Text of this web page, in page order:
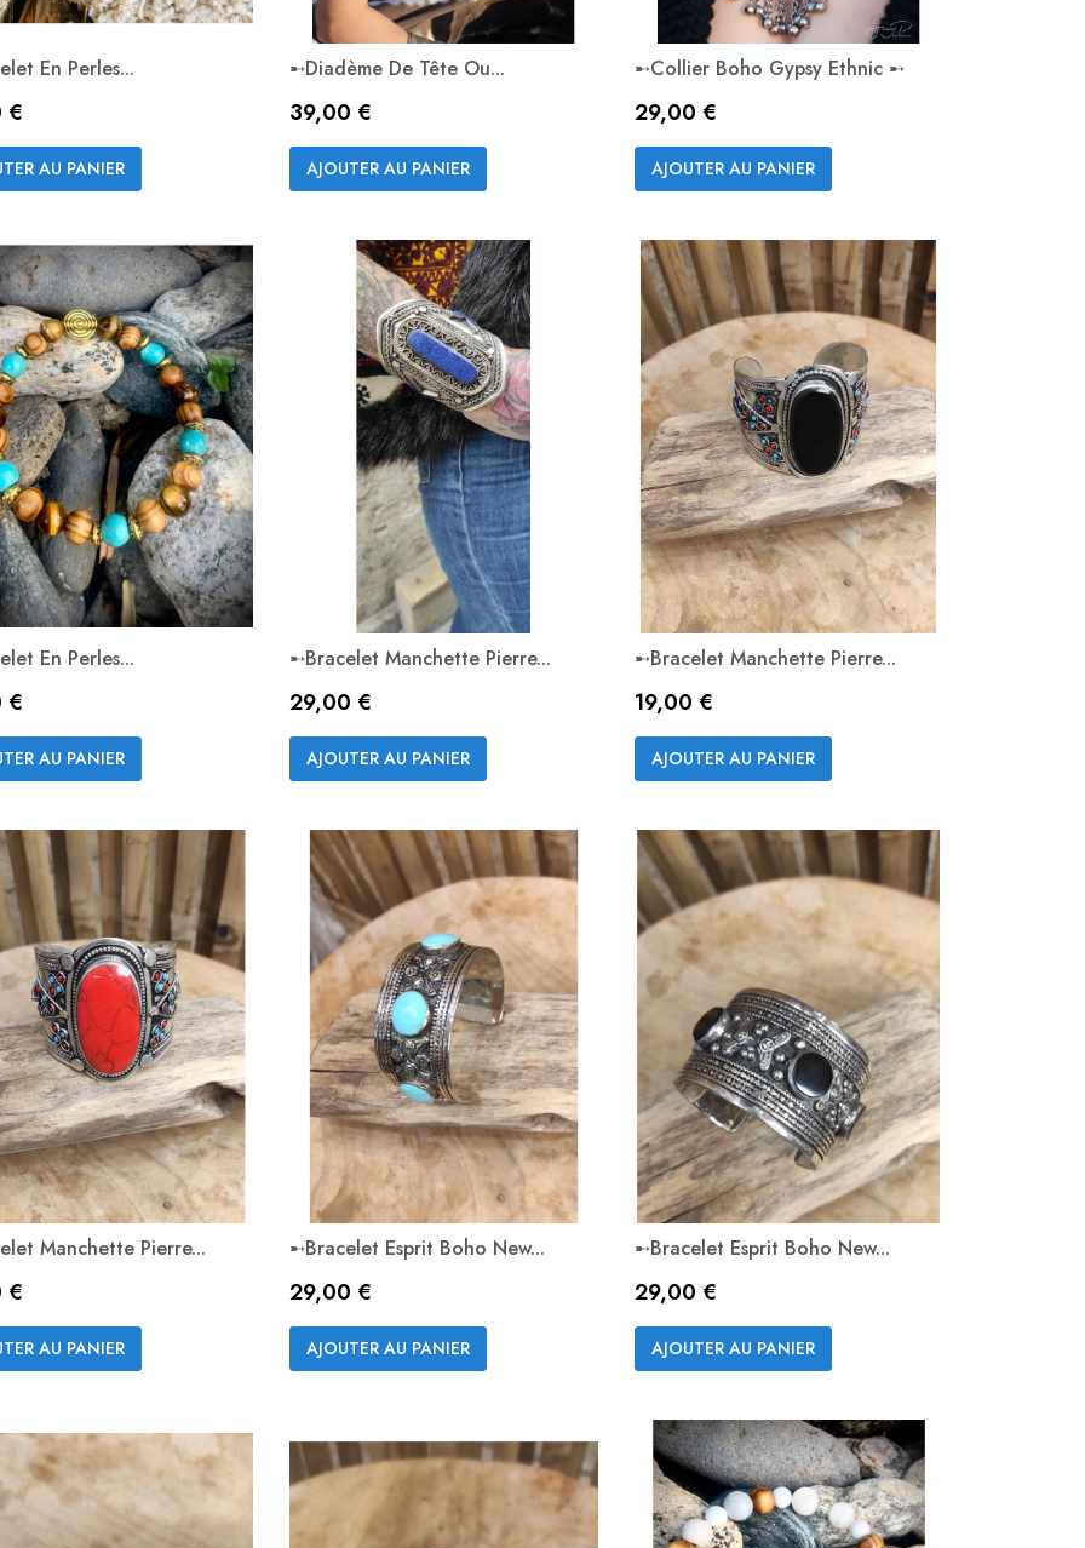

En Perles...
€
AU PANIER

➸Diadème De Tête Ou...
Prix
39,00 €
AJOUTER AU PANIER

➸Collier Boho Gypsy Ethnic ➸
Prix
29,00 €
AJOUTER AU PANIER

En Perles...
€
AU PANIER

➸Bracelet Manchette Pierre...
Prix
29,00 €
AJOUTER AU PANIER

➸Bracelet Manchette Pierre...
Prix
19,00 €
AJOUTER AU PANIER

Manchette Pierre...
€
AU PANIER

➸Bracelet Esprit Boho New...
Prix
29,00 €
AJOUTER AU PANIER

➸bracelet Esprit Boho New...
Prix
29,00 €
AJOUTER AU PANIER